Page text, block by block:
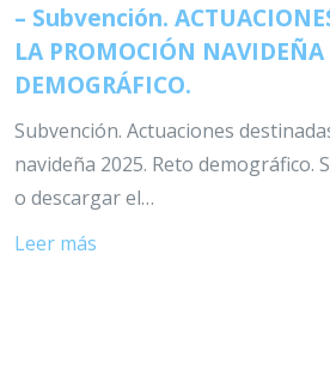
– Subvención.
LA PROMOCIÓN NAVIDEÑA
DEMOGRÁFICO.
Subvención. Actuaciones
navideña 2025. Reto demográfico.
o descargar el…
Leer más